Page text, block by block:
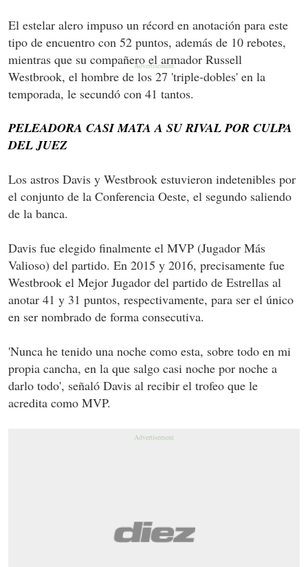
El estelar alero impuso un récord en anotación para este
tipo de encuentro con 52 puntos, además de 10 rebotes,
mientras que su compañero el armador Russell
Westbrook, el hombre de los 27 'triple-dobles' en la
temporada, le secundó con 41 tantos.
PELEADORA CASI MATA A SU RIVAL POR CULPA
DEL JUEZ
Los astros Davis y Westbrook estuvieron indetenibles por
el conjunto de la Conferencia Oeste, el segundo saliendo
de la banca.
Davis fue elegido finalmente el MVP (Jugador Más
Valioso) del partido. En 2015 y 2016, precisamente fue
Westbrook el Mejor Jugador del partido de Estrellas al
anotar 41 y 31 puntos, respectivamente, para ser el único
en ser nombrado de forma consecutiva.
'Nunca he tenido una noche como esta, sobre todo en mi
propia cancha, en la que salgo casi noche por noche a
darlo todo', señaló Davis al recibir el trofeo que le
acredita como MVP.